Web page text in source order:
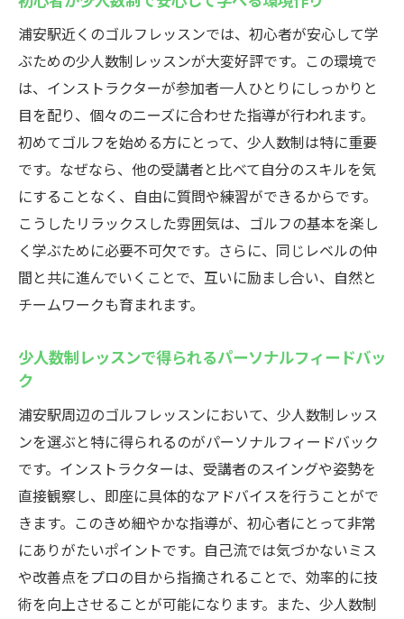
浦安駅近くのゴルフレッスンでは、初心者が安心して学
ぶための少人数制レッスンが大変好評です。この環境で
は、インストラクターが参加者一人ひとりにしっかりと
目を配り、個々のニーズに合わせた指導が行われます。
初めてゴルフを始める方にとって、少人数制は特に重要
です。なぜなら、他の受講者と比べて自分のスキルを気
にすることなく、自由に質問や練習ができるからです。
こうしたリラックスした雰囲気は、ゴルフの基本を楽し
く学ぶために必要不可欠です。さらに、同じレベルの仲
間と共に進んでいくことで、互いに励まし合い、自然と
チームワークも育まれます。
少人数制レッスンで得られるパーソナルフィードバッ
ク
浦安駅周辺のゴルフレッスンにおいて、少人数制レッス
ンを選ぶと特に得られるのがパーソナルフィードバック
です。インストラクターは、受講者のスイングや姿勢を
直接観察し、即座に具体的なアドバイスを行うことがで
きます。このきめ細やかな指導が、初心者にとって非常
にありがたいポイントです。自己流では気づかないミス
や改善点をプロの目から指摘されることで、効率的に技
術を向上させることが可能になります。また、少人数制